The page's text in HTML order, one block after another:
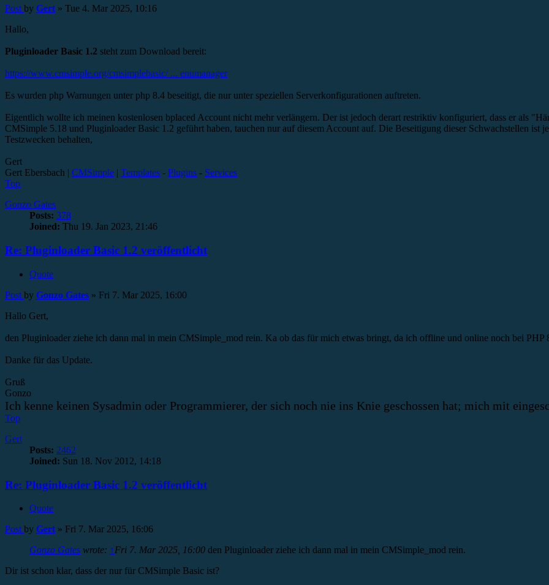
Post by Gert» Tue 4. Mar 2025, 10:16
Hallo,
Pluginloader Basic 1.2 steht zum Download bereit:
https://www.cmsimple.org/cmsimplebasic/ ... enumanager
Es wurden php Warnungen unter php 8.4 beseitigt, die nur unter speziellen Serverkonfigurationen auftreten.
Eigentlich wollte ich meinen kostenlosen bplaced Account nicht mehr verlängern. Der ist jedoch derart restriktiv konfiguriert, dass er als
CMSimple 5.18 und Pluginloader Basic 1.2 geführt haben, tauchen nur auf diesem Account auf. Die Beseitigung dieser Schwachstellen ist
Testzwecken behalten,
Gert
Gert Ebersbach | CMSimple | Templates - Plugins - Services
Top
Gonzo Gates
Posts: 378
Joined: Thu 19. Jan 2023, 21:46
Re: Pluginloader Basic 1.2 veröffentlicht
Quote
Post by Gonzo Gates » Fri 7. Mar 2025, 16:00
Hallo Gert,
den Pluginloader ziehe ich dann mal in mein CMSimple_mod rein. Ka ob das für mich etwas bringt, da ich offline und online noch bei PHP
Danke für das Update.
Gruß
Gonzo
Ich kenne keinen Sysadmin oder Programmierer, der sich noch nie ins Knie geschossen hat; mich mit
Top
Gert
Posts: 2462
Joined: Sun 18. Nov 2012, 14:18
Re: Pluginloader Basic 1.2 veröffentlicht
Quote
Post by Gert » Fri 7. Mar 2025, 16:06
Gonzo Gates wrote: ↑Fri 7. Mar 2025, 16:00 den Pluginloader ziehe ich dann mal in mein CMSimple_mod rein.
Dir ist schon klar, dass der nur für CMSimple Basic ist?